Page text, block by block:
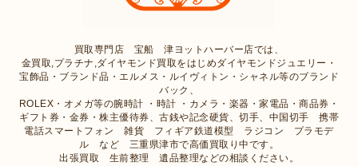
買取専門店 宝船 津ヨットハーバー店では、
金買取,プラチナ,ダイヤモンド買取をはじめダイヤモンドジュエリー・
宝飾品・ブランド品・エルメス・ルイヴィトン・シャネル等のブランド
バック、
ROLEX・オメガ等の腕時計 ・時計 ・カメラ・楽器・家電品・商品券・
ギフト券・金券・株主優待券、古銭や記念硬貨、切手、中国切手 携帯
電話スマートフォン 雑貨 フィギア鉄道模型 ラジコン プラモデ
ル など 三重県津市で高価買取り中です。
出張買取 生前整理 遺品整理などの相談ください。